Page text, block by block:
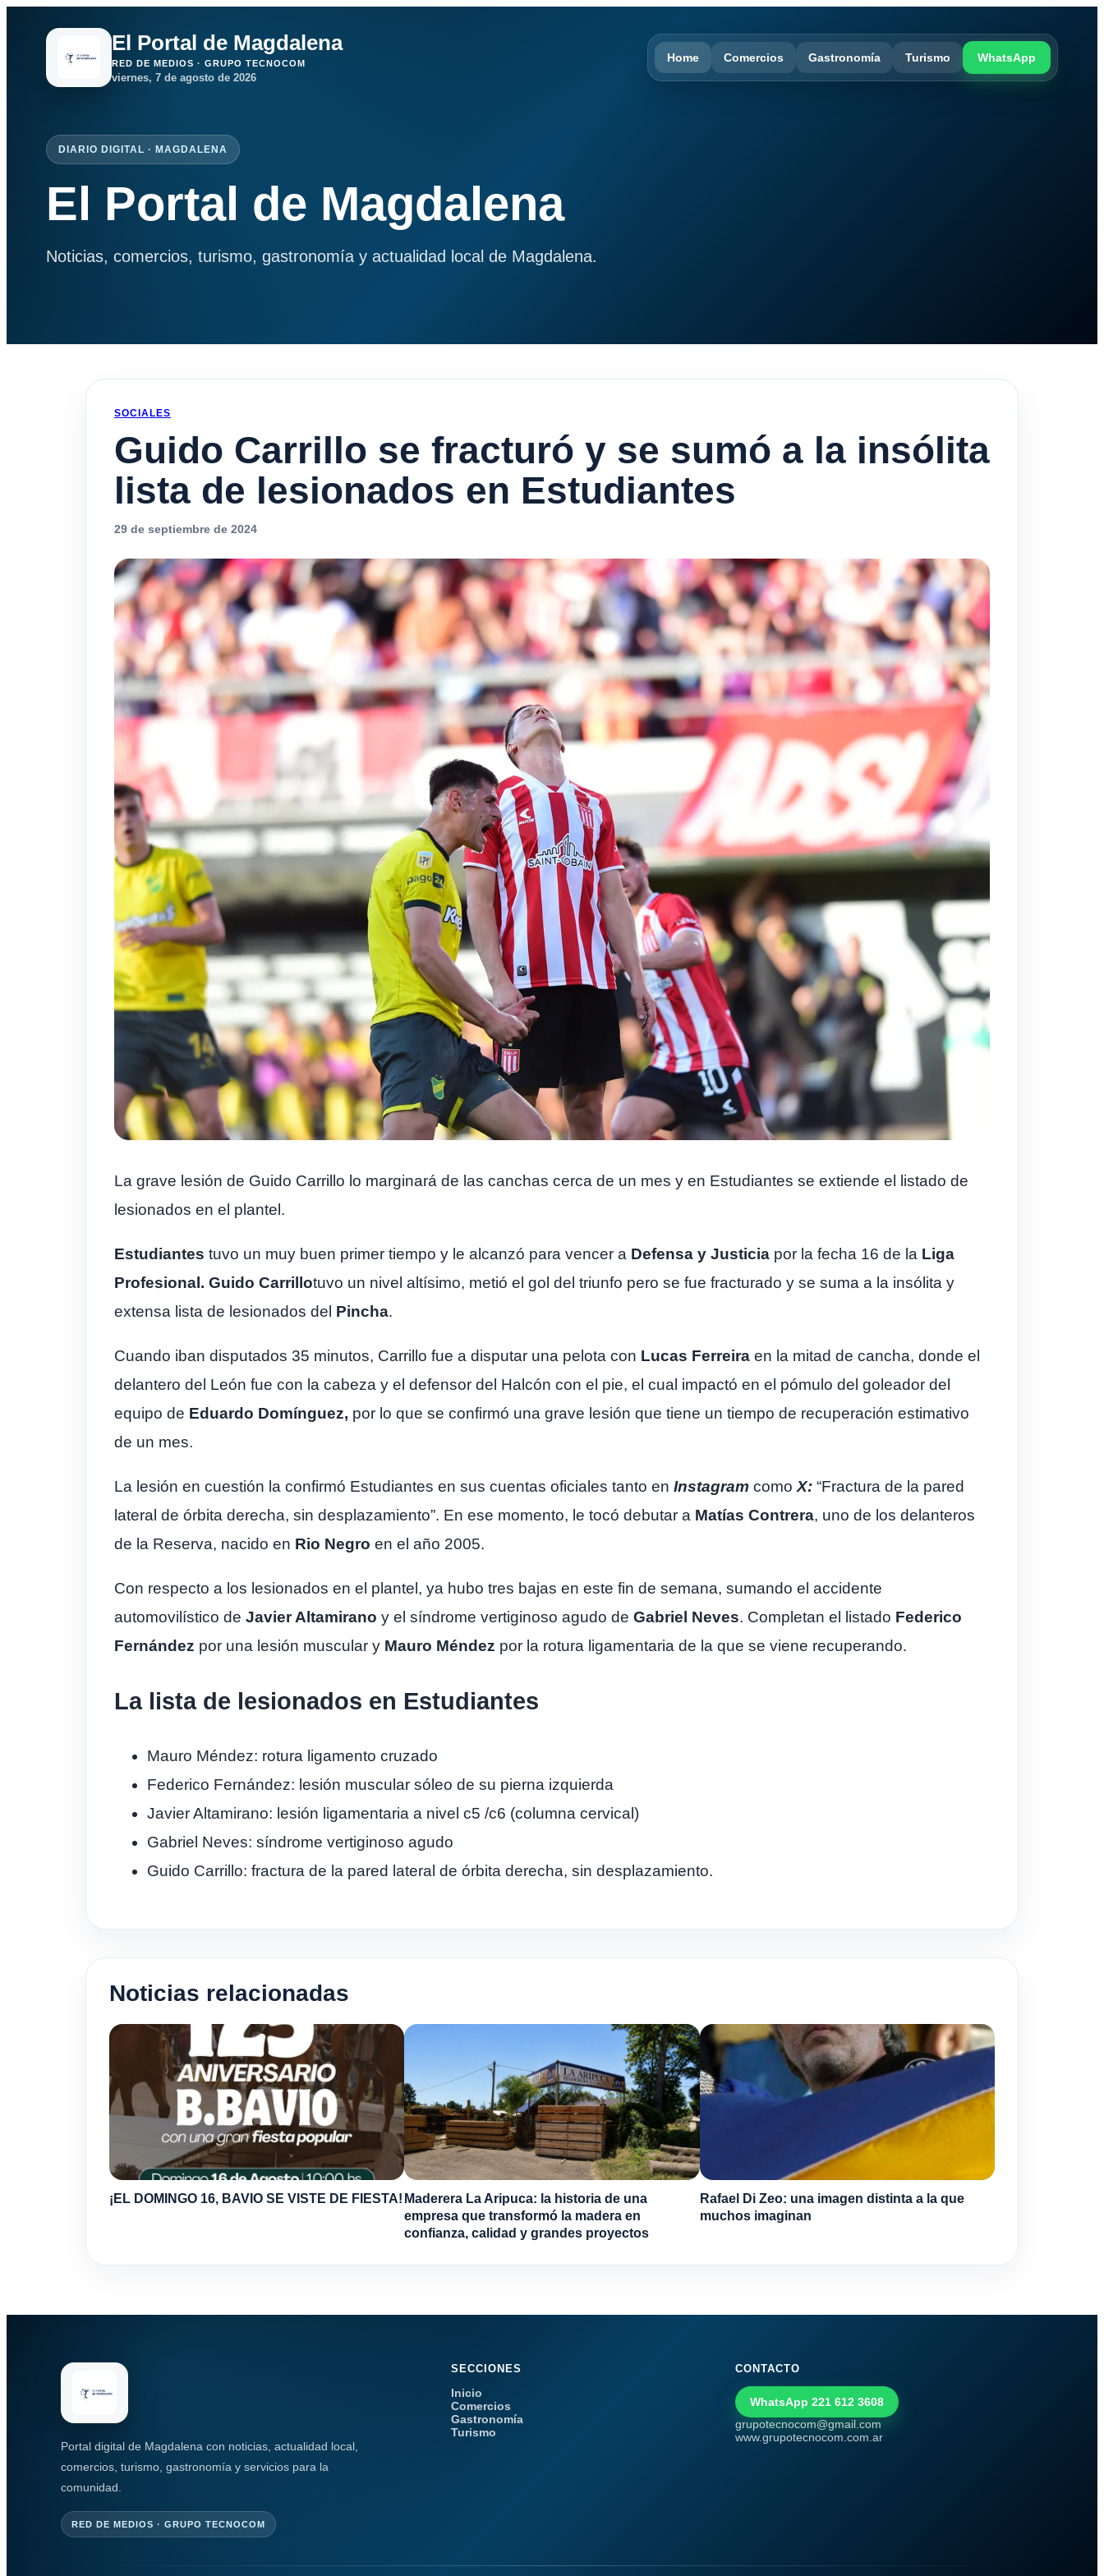
El Portal de Magdalena
RED DE MEDIOS · GRUPO TECNOCOM
viernes, 7 de agosto de 2026
Home Comercios Gastronomía Turismo WhatsApp
DIARIO DIGITAL · MAGDALENA
El Portal de Magdalena
Noticias, comercios, turismo, gastronomía y actualidad local de Magdalena.
SOCIALES
Guido Carrillo se fracturó y se sumó a la insólita
lista de lesionados en Estudiantes
29 de septiembre de 2024
La grave lesión de Guido Carrillo lo marginará de las canchas cerca de un mes y en Estudiantes se extiende el listado de
lesionados en el plantel.
Estudiantes tuvo un muy buen primer tiempo y le alcanzó para vencer a Defensa y Justicia por la fecha 16 de la Liga
Profesional. Guido Carrillotuvo un nivel altísimo, metió el gol del triunfo pero se fue fracturado y se suma a la insólita y
extensa lista de lesionados del Pincha.
Cuando iban disputados 35 minutos, Carrillo fue a disputar una pelota con Lucas Ferreira en la mitad de cancha, donde el
delantero del León fue con la cabeza y el defensor del Halcón con el pie, el cual impactó en el pómulo del goleador del
equipo de Eduardo Domínguez, por lo que se confirmó una grave lesión que tiene un tiempo de recuperación estimativo
de un mes.
La lesión en cuestión la confirmó Estudiantes en sus cuentas oficiales tanto en Instagram como X: “Fractura de la pared
lateral de órbita derecha, sin desplazamiento”. En ese momento, le tocó debutar a Matías Contrera, uno de los delanteros
de la Reserva, nacido en Rio Negro en el año 2005.
Con respecto a los lesionados en el plantel, ya hubo tres bajas en este fin de semana, sumando el accidente
automovilístico de Javier Altamirano y el síndrome vertiginoso agudo de Gabriel Neves. Completan el listado Federico
Fernández por una lesión muscular y Mauro Méndez por la rotura ligamentaria de la que se viene recuperando.
La lista de lesionados en Estudiantes
Mauro Méndez: rotura ligamento cruzado
Federico Fernández: lesión muscular sóleo de su pierna izquierda
Javier Altamirano: lesión ligamentaria a nivel c5 /c6 (columna cervical)
Gabriel Neves: síndrome vertiginoso agudo
Guido Carrillo: fractura de la pared lateral de órbita derecha, sin desplazamiento.
Noticias relacionadas
¡EL DOMINGO 16, BAVIO SE VISTE DE FIESTA! Maderera La Aripuca: la historia de una
empresa que transformó la madera en
confianza, calidad y grandes proyectos
Rafael Di Zeo: una imagen distinta a la que
muchos imaginan
Portal digital de Magdalena con noticias, actualidad local,
comercios, turismo, gastronomía y servicios para la
comunidad.
RED DE MEDIOS · GRUPO TECNOCOM
SECCIONES
Inicio
Comercios
Gastronomía
Turismo
CONTACTO
WhatsApp 221 612 3608
grupotecnocom@gmail.com
www.grupotecnocom.com.ar